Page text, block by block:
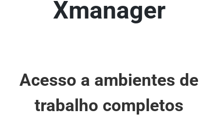
Xmanager
Acesso a ambientes de
trabalho completos